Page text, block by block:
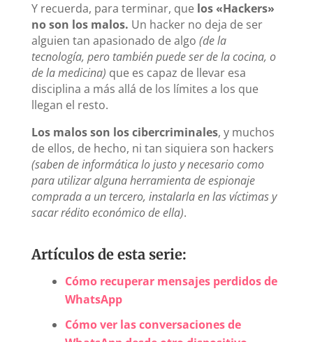
Y recuerda, para terminar, quelos «Hackers»
no son los malos. Un hacker no deja de ser
alguien tan apasionado de algo (de la
tecnología, pero también puede ser de la cocina, o
de la medicina) que es capaz de llevar esa
disciplina a más allá de los límites a los que
llegan el resto.
Los malos son los cibercriminales, y muchos
de ellos, de hecho, ni tan siquiera son hackers
(saben de informática lo justo y necesario como
para utilizar alguna herramienta de espionaje
comprada a un tercero, instalarla en las víctimas y
sacar rédito económico de ella).
Artículos de esta serie:
Cómo recuperar mensajes perdidos de
WhatsApp
Cómo ver las conversaciones de